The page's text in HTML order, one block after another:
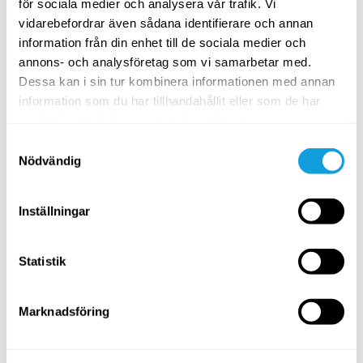
för sociala medier och analysera vår trafik. Vi
vidarebefordrar även sådana identifierare och annan
information från din enhet till de sociala medier och
annons- och analysföretag som vi samarbetar med.
Dessa kan i sin tur kombinera informationen med annan
information som du har tillhandahållit eller som de har
Nödvändig
Inställningar
Statistik
Marknadsföring
5 min
10 min
både prestation och återhämtning
i din idrott.
Prestera och må bra i idrott
Hitta flow, närvaro och
koncentration i din idrott samt
Målbilder – utveckla din träning
Mental träning och må bra på